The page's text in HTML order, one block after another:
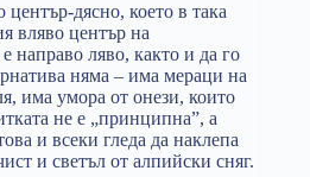
дясно, което в така
вляво център на
направо ляво, както и да го
няма – има мераци на
има умора от онези, които
не е „принципна”, а
и всеки гледа да наклепа
и светъл от алпийски сняг.